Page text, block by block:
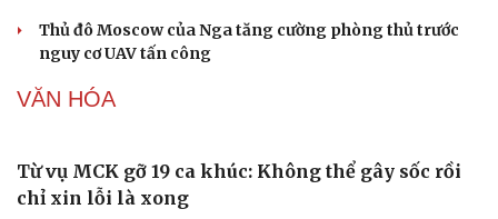
Cây thuốc
Sản phụ khoa
Nhi khoa
Nam khoa
Ăn sạch sống khỏe
Blog
Thủ đô Moscow của Nga tăng cường phòng thủ trước
nguy cơ UAV tấn công
VĂN HÓA